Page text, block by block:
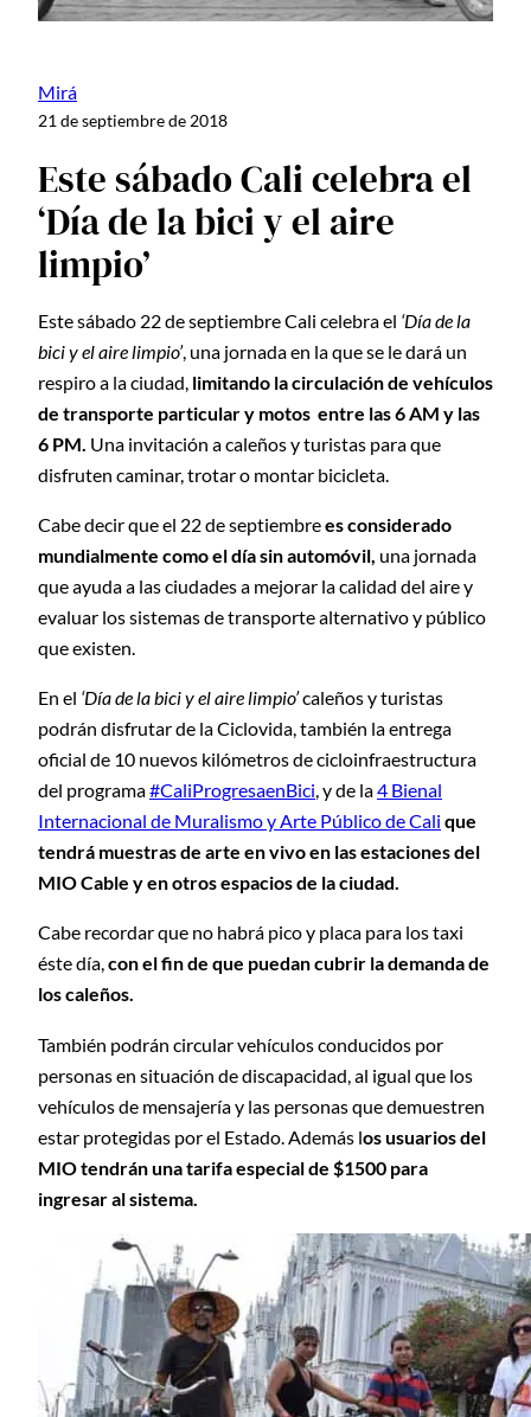
Mirá
21 de septiembre de 2018
Este sábado Cali celebra el
‘Día de la bici y el aire
limpio’
Este sábado 22 de septiembre Cali celebra el ‘Día de la
bici y el aire limpio’, una jornada en la que se le dará un
respiro a la ciudad, limitando la circulación de vehículos
de transporte particular y motos entre las 6 AM y las
6 PM. Una invitación a caleños y turistas para que
disfruten caminar, trotar o montar bicicleta.
Cabe decir que el 22 de septiembrees considerado
mundialmente como el día sin automóvil, una jornada
que ayuda a las ciudades a mejorar la calidad del aire y
evaluar los sistemas de transporte alternativo y público
que existen.
En el ‘Día de la bici y el aire limpio’caleños y turistas
podrán disfrutar de la Ciclovida, también la entrega
oficial de 10 nuevos kilómetros de cicloinfraestructura
del programa#CaliProgresaenBici, y de la4 Bienal
Internacional de Muralismo y Arte Público de Cali que
tendrá muestras de arte en vivo en las estaciones del
MIO Cable y en otros espacios de la ciudad.
Cabe recordar que no habrá pico y placa para los taxi
éste día,con el fin de que puedan cubrir la demanda de
los caleños.
También podrán circular vehículos conducidos por
personas en situación de discapacidad, al igual que los
vehículos de mensajería y las personas que demuestren
estar protegidas por el Estado. Además los usuarios del
MIO tendrán una tarifa especial de $1500 para
ingresar al sistema.